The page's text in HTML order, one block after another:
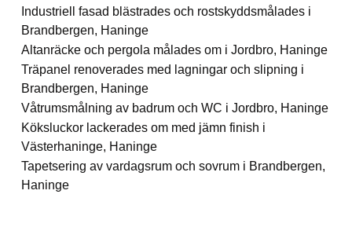
Industriell fasad blästrades och rostskyddsmålades i
Brandbergen, Haninge
Altanräcke och pergola målades om i Jordbro, Haninge
Träpanel renoverades med lagningar och slipning i
Brandbergen, Haninge
Våtrumsmålning av badrum och WC i Jordbro, Haninge
Köksluckor lackerades om med jämn finish i
Västerhaninge, Haninge
Tapetsering av vardagsrum och sovrum i Brandbergen,
Haninge